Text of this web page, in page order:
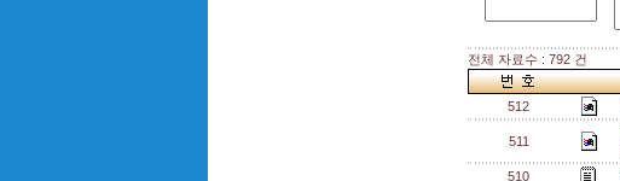
전체 자료수 : 792 건
512
511
510